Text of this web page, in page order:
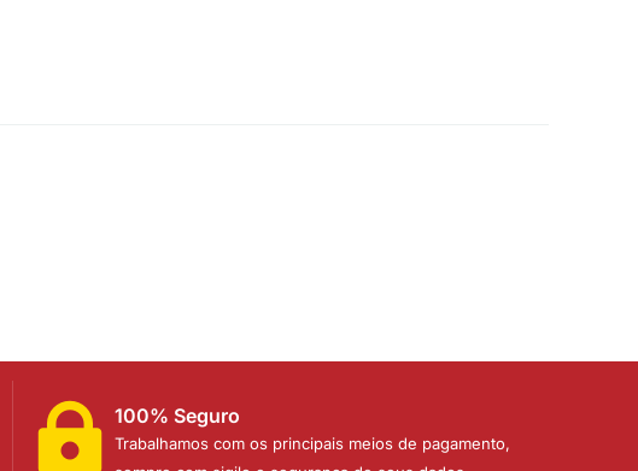
100% Seguro
Trabalhamos com os principais meios de pagamento,